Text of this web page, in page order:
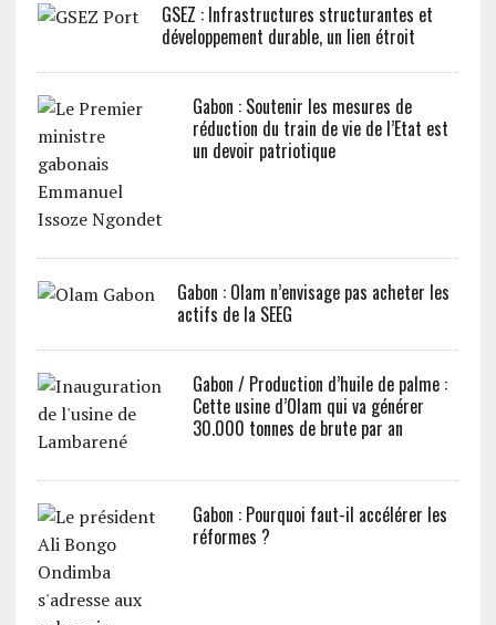
GSEZ : Infrastructures structurantes et
développement durable, un lien étroit
Gabon : Soutenir les mesures de
réduction du train de vie de l’Etat est
un devoir patriotique
Gabon : Olam n’envisage pas acheter les
actifs de la SEEG
Gabon / Production d’huile de palme :
Cette usine d’Olam qui va générer
30.000 tonnes de brute par an
Gabon : Pourquoi faut-il accélérer les
réformes ?